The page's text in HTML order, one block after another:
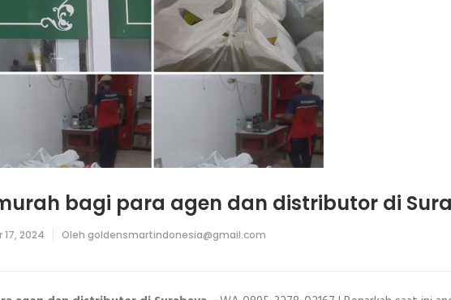
bagi para agen dan distributor di
2024 Oleh goldensmartindonesia@gmail.com